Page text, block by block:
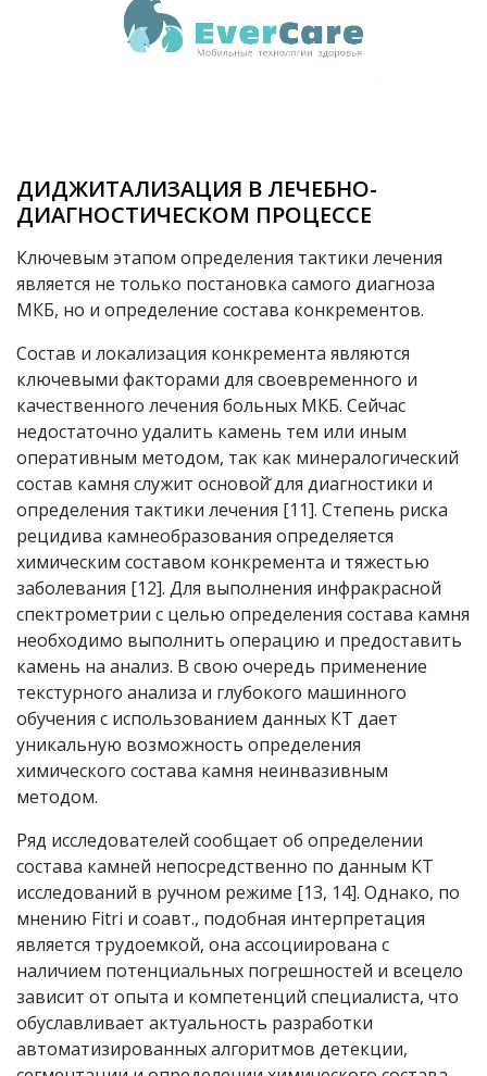
ДИДЖИТАЛИЗАЦИЯ В ЛЕЧЕБНО-
ДИАГНОСТИЧЕСКОМ ПРОЦЕССЕ
Ключевым этапом определения тактики лечения
является не только постановка самого диагноза
МКБ, но и определение состава конкрементов.
Состав и локализация конкремента являются
ключевыми факторами для своевременного и
качественного лечения больных МКБ. Сейчас
недостаточно удалить камень тем или иным
оперативным методом, так как минералогический
состав камня служит основой̆ для диагностики и
определения тактики лечения [11]. Степень риска
рецидива камнеобразования определяется
химическим составом конкремента и тяжестью
заболевания [12]. Для выполнения инфракрасной
спектрометрии с целью определения состава камня
необходимо выполнить операцию и предоставить
камень на анализ. В свою очередь применение
текстурного анализа и глубокого машинного
обучения с использованием данных КТ дает
уникальную возможность определения
химического состава камня неинвазивным
методом.
Ряд исследователей сообщает об определении
состава камней непосредственно по данным КТ
исследований в ручном режиме [13, 14]. Однако, по
мнению Fitri и соавт., подобная интерпретация
является трудоемкой, она ассоциирована с
наличием потенциальных погрешностей и всецело
зависит от опыта и компетенций специалиста, что
обуславливает актуальность разработки
автоматизированных алгоритмов детекции,